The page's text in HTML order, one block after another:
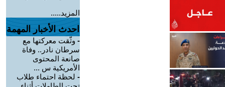
المزيد.....
احدث الأخبار المهمة
- وثّقت معركتها مع
سرطان نادر.. وفاة
صانعة المحتوى
الأمريكية س ...
- لحظة احتماء طلاب